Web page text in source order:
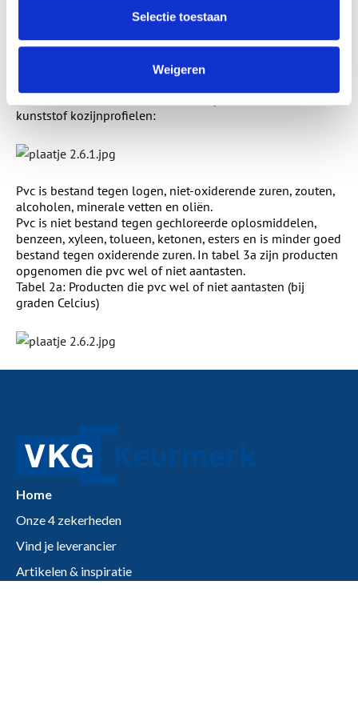
Selectie toestaan
Weigeren
2.5.3.3 Twee groepen 2.7 Veroudering
2.6 Mechanische en fysische eigenschappen
kunststof kozijnprofielen:
Pvc is bestand tegen logen, niet-oxiderende zuren, zouten,
alcoholen, minerale vetten en oliën.
Pvc is niet bestand tegen gechloreerde oplosmiddelen,
benzeen, xyleen, tolueen, ketonen, esters en is minder goed
bestand tegen oxiderende zuren. In tabel 3a zijn producten
opgenomen die pvc wel of niet aantasten.
Tabel 2a: Producten die pvc wel of niet aantasten (bij
graden Celcius)
Home
Onze 4 zekerheden
Vind je leverancier
Artikelen & inspiratie